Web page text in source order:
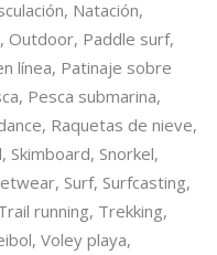
Natación,
Outdoor, Paddle surf,
línea, Patinaje sobre
Pesca submarina,
Raquetas de nieve,
Skimboard, Snorkel,
Surf, Surfcasting,
running, Trekking,
Voley playa,